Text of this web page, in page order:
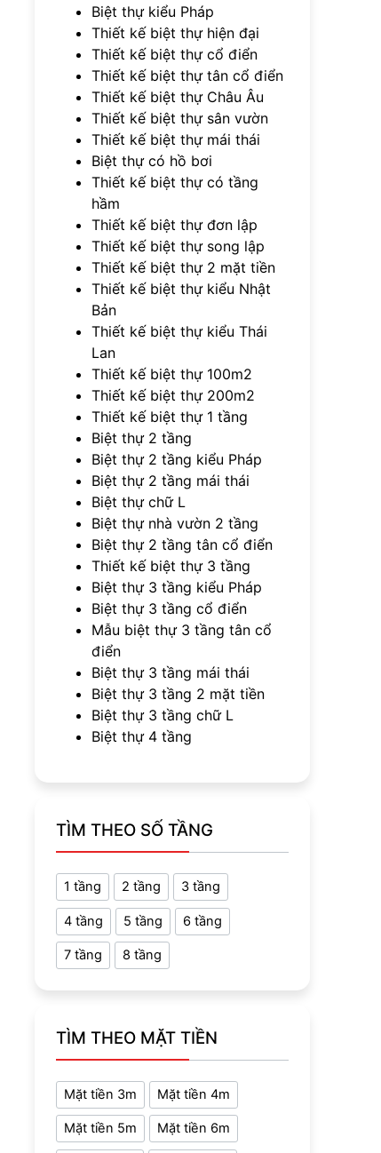
Biệt thự kiểu Pháp
Thiết kế biệt thự hiện đại
Thiết kế biệt thự cổ điển
Thiết kế biệt thự tân cổ điển
Thiết kế biệt thự Châu Âu
Thiết kế biệt thự sân vườn
Thiết kế biệt thự mái thái
Biệt thự có hồ bơi
Thiết kế biệt thự có tầng
hầm
Thiết kế biệt thự đơn lập
Thiết kế biệt thự song lập
Thiết kế biệt thự 2 mặt tiền
Thiết kế biệt thự kiểu Nhật
Bản
Thiết kế biệt thự kiểu Thái
Lan
Thiết kế biệt thự 100m2
Thiết kế biệt thự 200m2
Thiết kế biệt thự 1 tầng
Biệt thự 2 tầng
Biệt thự 2 tầng kiểu Pháp
Biệt thự 2 tầng mái thái
Biệt thự chữ L
Biệt thự nhà vườn 2 tầng
Biệt thự 2 tầng tân cổ điển
Thiết kế biệt thự 3 tầng
Biệt thự 3 tầng kiểu Pháp
Biệt thự 3 tầng cổ điển
Mẫu biệt thự 3 tầng tân cổ
điển
Biệt thự 3 tầng mái thái
Biệt thự 3 tầng 2 mặt tiền
Biệt thự 3 tầng chữ L
Biệt thự 4 tầng
TÌM THEO SỐ TẦNG
1 tầng 2 tầng 3 tầng
4 tầng 5 tầng 6 tầng
7 tầng 8 tầng
TÌM THEO MẶT TIỀN
Mặt tiền 3m Mặt tiền 4m
Mặt tiền 5m Mặt tiền 6m